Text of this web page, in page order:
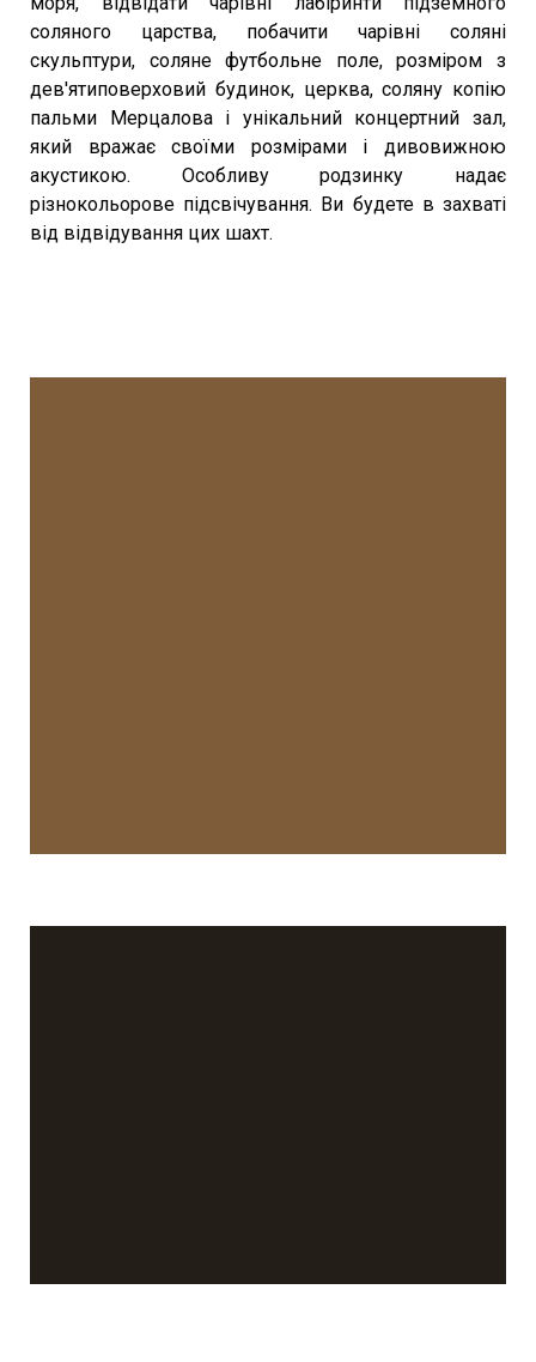
соляного царства, побачити чарівні соляні
скульптури, соляне футбольне поле, розміром з
дев'ятиповерховий будинок, церква, соляну копію
пальми Мерцалова і унікальний концертний зал,
який вражає своїми розмірами і дивовижною
акустикою. Особливу родзинку надає
різнокольорове підсвічування. Ви будете в захваті
від відвідування цих шахт.